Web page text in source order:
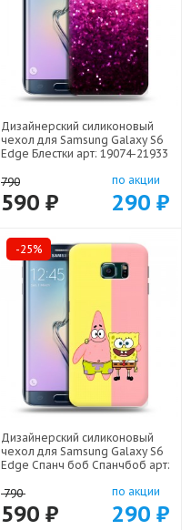
Дизайнерский силиконовый
чехол для Samsung Galaxy S6
Edge Блестки арт: 19074-21933
790
590 ₽
по акции
290 ₽
-25%
Дизайнерский силиконовый
чехол для Samsung Galaxy S6
Edge Спанч боб Спанчбоб арт:
790
590 ₽
по акции
290 ₽